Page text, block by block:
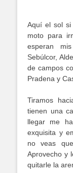
Aquí el sol si
moto para
esperan
Sebúlcor,
de campos
Pradena y
Tiramos
tienen una
llegar me
exquisita y
no veas
Aprovecho y
quitarle la